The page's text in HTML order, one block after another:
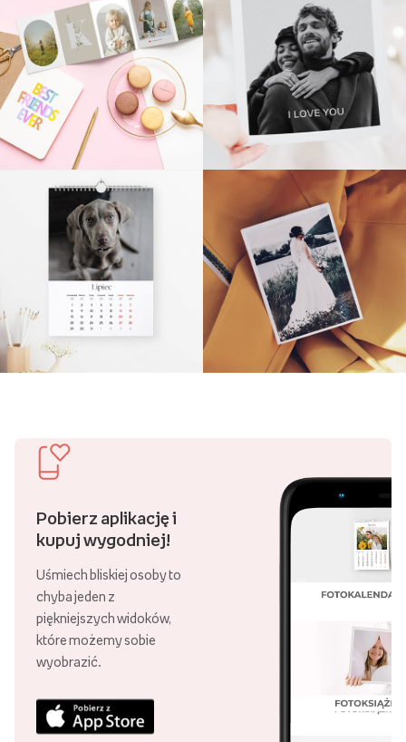
Pobierz aplikację i
kupuj wygodniej!
Uśmiech bliskiej osoby to
chyba jeden z
piękniejszych widoków,
które możemy sobie
wyobrazić.